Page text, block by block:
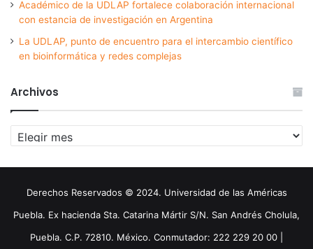
Académico de la UDLAP fortalece colaboración internacional
con estancia de investigación en Argentina
La UDLAP, punto de encuentro para el intercambio científico
en bioinformática y redes complejas
Archivos
Archivos
Derechos Reservados © 2024. Universidad de las Américas
Puebla. Ex hacienda Sta. Catarina Mártir S/N. San Andrés Cholula,
Puebla. C.P. 72810. México. Conmutador: 222 229 20 00 |